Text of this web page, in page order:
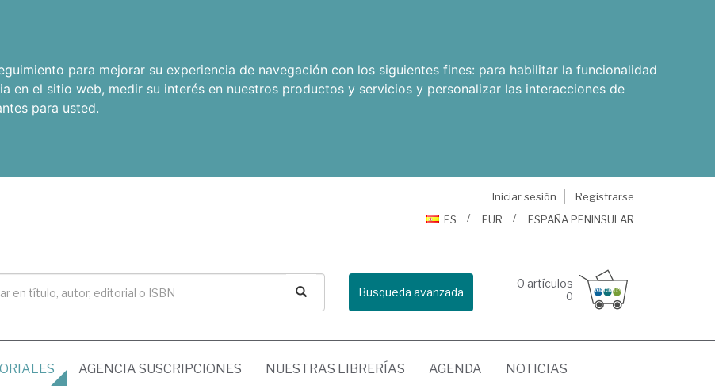
para mejorar su experiencia de navegación con los siguientes fines: para habilitar la funcionalidad
en el sitio web, medir su interés en nuestros productos y servicios y personalizar las interacciones de
para usted.
Iniciar sesión
Registrarse
ES
EUR ESPAÑA PENINSULAR
Busqueda avanzada
0 artículos
0
AGENCIA SUSCRIPCIONES NUESTRAS LIBRERÍAS AGENDA NOTICIAS